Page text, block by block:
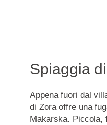
Spiaggia
Appena fuori dal
di Zora offre una
Makarska. Piccola,